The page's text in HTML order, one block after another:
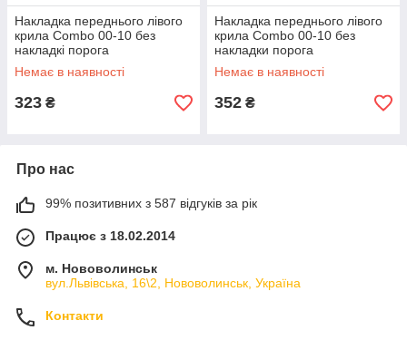
Вихлоп
Сальники, напрямні втулки
Очищення скла, охолодження
Накладка переднього лівого
крила Combo 00-10 без
накладкі порога
Немає в наявності
323 ₴
Накладка переднього лівого
крила Combo 00-10 без
накладки порога
Немає в наявності
352 ₴
Про нас
99% позитивних з 587 відгуків за рік
Працює з 18.02.2014
м. Нововолинськ
вул.Львівська, 16\2, Нововолинськ, Україна
Контакти